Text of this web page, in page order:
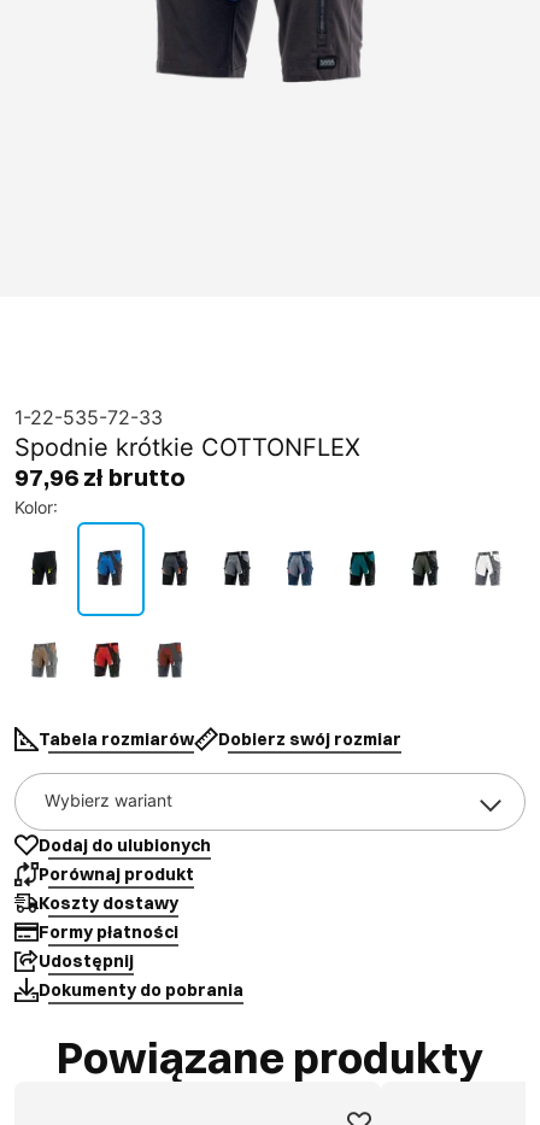
1-22-535-72-33
Spodnie krótkie COTTONFLEX
97,96 zł brutto
Kolor:
Tabela rozmiarów Dobierz swój rozmiar
Wybierz wariant
Dodaj do ulubionych
Porównaj produkt
Koszty dostawy
Formy płatności
Udostępnij
Dokumenty do pobrania
Powiązane produkty